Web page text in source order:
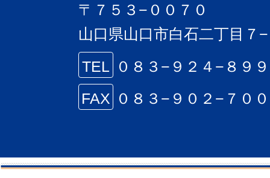
〒７５３−００７０
山口県山口市白石二丁目７
TEL
０８３−９２４−８９
FAX ０８３−９０２−７０